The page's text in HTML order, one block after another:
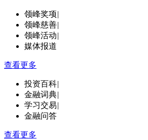
领峰奖项|
领峰慈善|
领峰活动|
媒体报道
查看更多
投资百科|
金融词典|
学习交易|
金融问答
查看更多